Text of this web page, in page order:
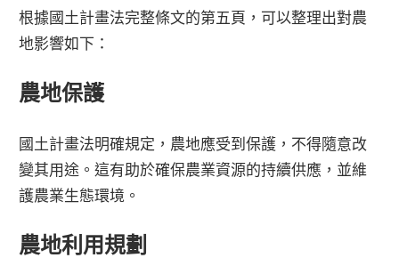
根據國土計畫法完整條文的第五頁，可以整理出對農
地影響如下：
農地保護
國土計畫法明確規定，農地應受到保護，不得隨意改
變其用途。這有助於確保農業資源的持續供應，並維
護農業生態環境。
農地利用規劃